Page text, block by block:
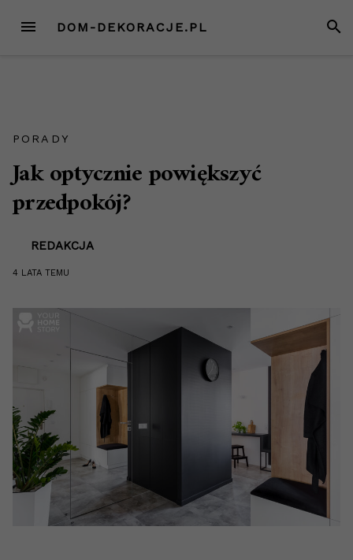
MENU DOM-DEKORACJE.PL
PORADY
Jak optycznie powiększyć
przedpokój?
REDAKCJA
4 LATA TEMU